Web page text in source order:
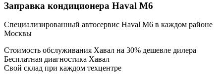
Заправка кондиционера Haval M6
Специализированный автосервис Haval M6 в каждом районе
Москвы
Стоимость обслуживания Хавал на 30% дешевле дилера
Бесплатная диагностика Хавал
Свой склад при каждом техцентре